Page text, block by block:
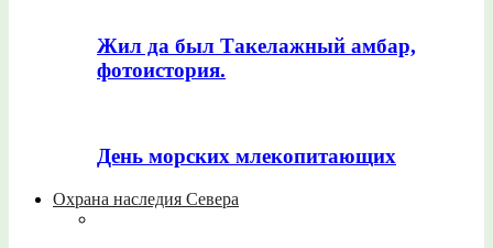
Жил да был Такелажный амбар,
фотоистория.
День морских млекопитающих
Охрана наследия Севера